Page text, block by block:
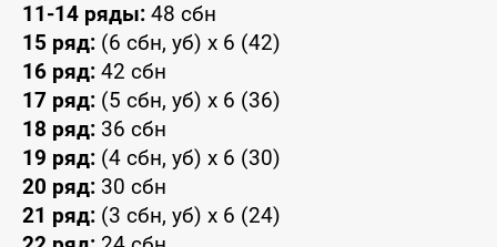
11-14 ряды: 48 сбн
15 ряд: (6 сбн, уб) x 6 (42)
16 ряд: 42 сбн
17 ряд: (5 сбн, уб) x 6 (36)
18 ряд: 36 сбн
19 ряд: (4 сбн, уб) x 6 (30)
20 ряд: 30 сбн
21 ряд: (3 сбн, уб) x 6 (24)